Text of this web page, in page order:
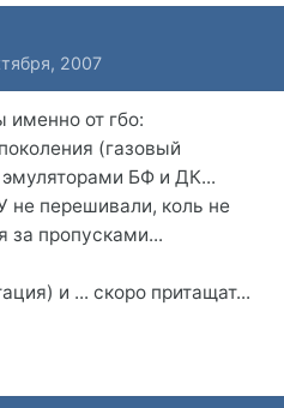
2007
от гбо:
(газовый
БФ и ДК...
не перешивали, коль не
за пропусками...
и ... скоро притащат...